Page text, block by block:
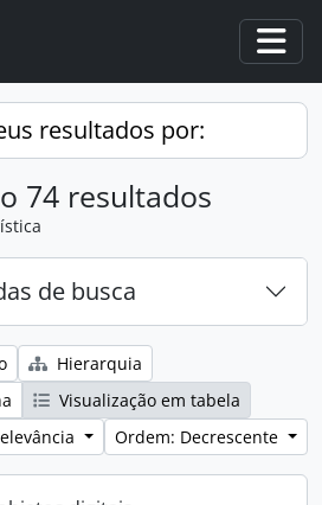
resultados por:
74 resultados
de busca
Hierarquia
Visualização em tabela
Ordem: Decrescente